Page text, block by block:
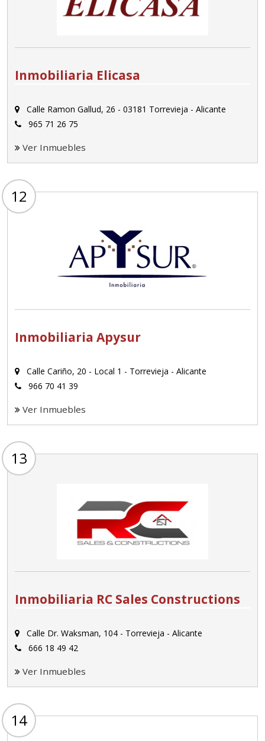
Inmobiliaria Elicasa
Calle Ramon Gallud, 26 - 03181 Torrevieja - Alicante
965 71 26 75
Ver Inmuebles
12
Inmobiliaria Apysur
Calle Cariño, 20 - Local 1 - Torrevieja - Alicante
966 70 41 39
Ver Inmuebles
13
Inmobiliaria RC Sales Constructions
Calle Dr. Waksman, 104 - Torrevieja - Alicante
666 18 49 42
Ver Inmuebles
14